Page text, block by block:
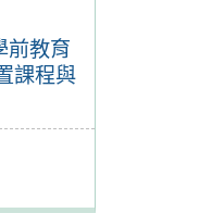
前教育
課程與